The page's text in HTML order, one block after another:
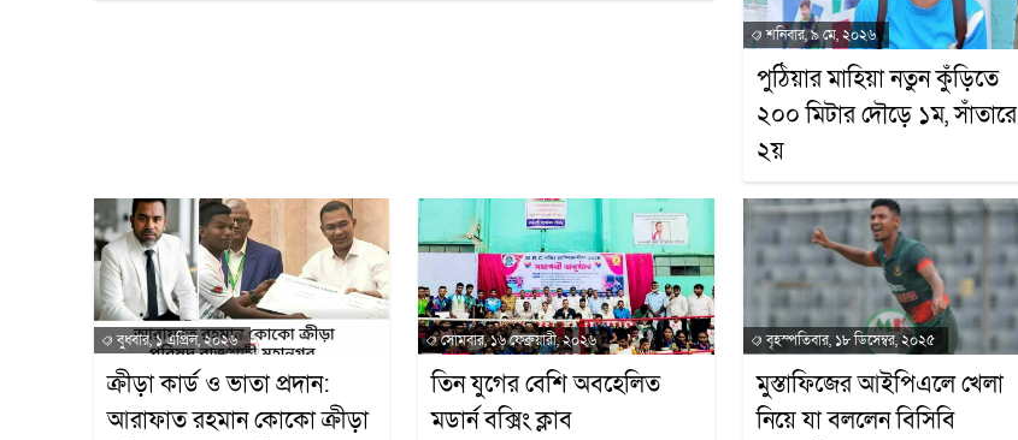
শনিবার, ৯ মে, ২০২৬
পুঠিয়ার মাহিয়া নতুন কুঁড়িতে
২০০ মিটার দৌড়ে ১ম, সাঁতারে
২য়
বুধবার, ১ এপ্রিল, ২০২৬
ক্রীড়া কার্ড ও ভাতা প্রদান:
আরাফাত রহমান কোকো ক্রীড়া
সোমবার, ১৬ ফেব্রুয়ারী, ২০২৬
তিন যুগের বেশি অবহেলিত
মডার্ন বক্সিং ক্লাব
বৃহস্পতিবার, ১৮ ডিসেম্বর, ২০২৫
মুস্তাফিজের আইপিএলে খেলা
নিয়ে যা বললেন বিসিবি